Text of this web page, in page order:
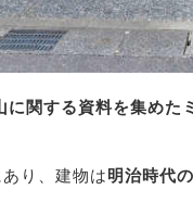
に関する資料を集めた
り、建物は明治時代